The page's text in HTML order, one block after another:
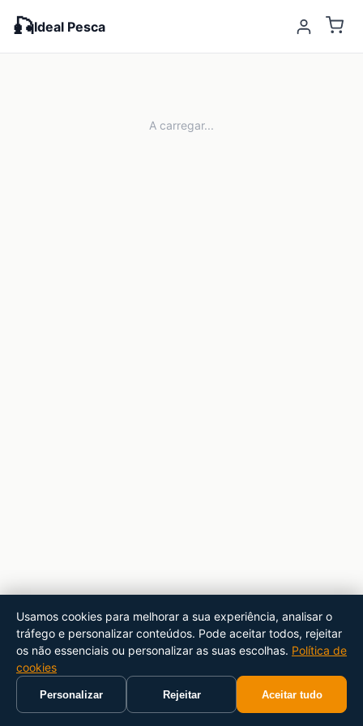
🎣Ideal Pesca
A carregar...
Usamos cookies para melhorar a sua experiência, analisar o
tráfego e personalizar conteúdos. Pode aceitar todos, rejeitar
os não essenciais ou personalizar as suas escolhas. Política de
cookies
Personalizar Rejeitar Aceitar tudo